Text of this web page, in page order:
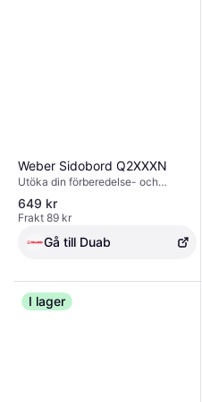
Weber Sidobord Q2XXXN
Utöka din förberedelse- och
serveringsyta med avtagbara
sidobord till din Weber® Q®-grill.
Varje bord har redskapskrokar för
enkel åtkomst till redskap och
och förvarar dem i lådan under
grillen för bekvämlighet och
portabilitet.
649 kr
Frakt 89 kr
Gå till Duab
I lager